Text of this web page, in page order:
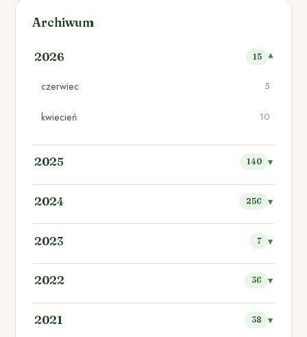
Archiwum
2026 15
czerwiec 5
kwiecień 10
2025 140
2024 256
2023 7
2022 36
2021 38